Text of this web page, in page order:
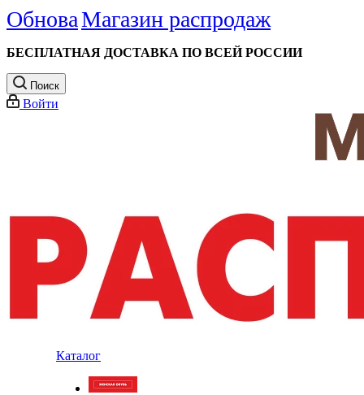
ОбноваМагазин распродаж
БЕСПЛАТНАЯ ДОСТАВКА ПО ВСЕЙ РОССИИ
Поиск
Войти
Каталог